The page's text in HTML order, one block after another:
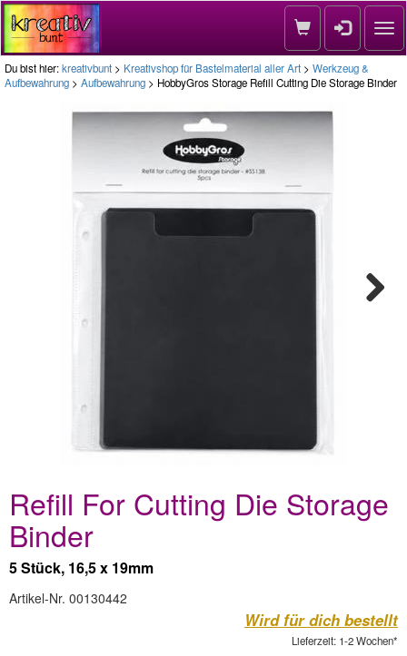
Du bist hier:kreativbunt > Kreativshop für Bastelmaterial aller Art > Werkzeug &
Aufbewahrung > Aufbewahrung > HobbyGros Storage Refill Cutting Die Storage Binder
Refill For Cutting Die Storage
Binder
5 Stück, 16,5 x 19mm
Artikel-Nr. 00130442
Wird für dich bestellt
Lieferzeit: 1-2 Wochen*